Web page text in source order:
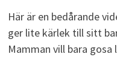
Här är en bedårande
ger lite kärlek till sitt
Mamman vill bara